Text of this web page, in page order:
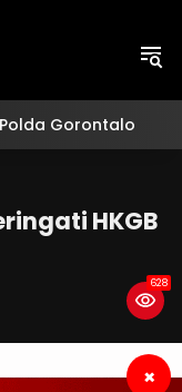
Polda Gorontalo
HKGB
628
×